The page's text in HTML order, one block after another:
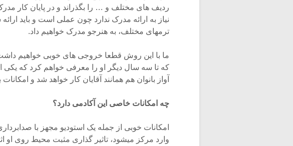
ردیف های مختلف و … را بگذراند و در پایان کار
نیاز به ارائه مدرک ندارد چون عملی است و باید
ترمهای مختلف، به هنرجو مدرک خواهیم داد.
ما با این روش قطعا خروجی های خوبی خواهیم
که تا سه سال دیگر او را معرفی خواهم کرد که یکی
آواز بانوان هم همانند آقایان کار خواهد شد و
چه امکانات خاصی این آکادمی دارد؟
امکانات خوبی از جمله یک استودیو مجهز با
وارد مرکز میشود، تاثیر گذاری مثبت محیط روی او